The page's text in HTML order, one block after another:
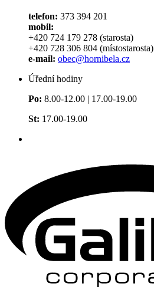
telefon: 373 394 201
mobil:
+420 724 179 278 (starosta)
+420 728 306 804 (místostarosta)
e-mail: obec@hornibela.cz
Úřední hodiny
Po: 8.00-12.00 | 17.00-19.00
St: 17.00-19.00